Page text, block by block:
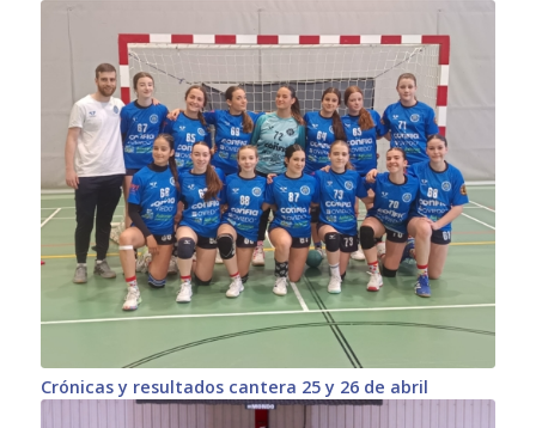
Crónicas y resultados cantera 25 y 26 de abril